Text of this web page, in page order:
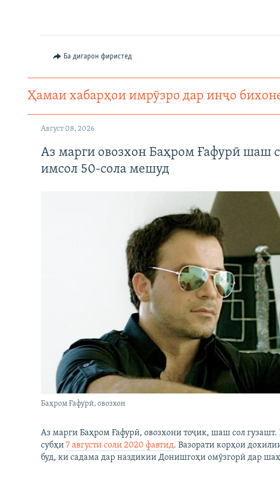
Ба дигарон фиристед
Ҳамаи хабарҳои имрӯзро дар инҷо
Август 08, 2026
Аз марги овозхон Баҳром Ғафурӣ шаш
имсол 50-сола мешуд
Баҳром Ғафурӣ, овозхон
Аз марги Баҳром Ғафурӣ, овозхони тоҷик, шаш сол
субҳи 7 августи соли 2020 фавтид. Вазорати корҳои
буд, ки садама дар наздикии Донишгоҳи омӯзгорӣ дар